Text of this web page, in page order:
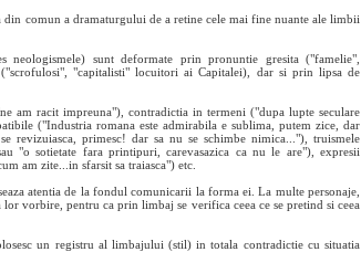
comun a dramaturgului de a retine cele mai fine nuante ale limbii
neologismele) sunt deformate prin pronuntie gresita ("famelie",
"capitalisti" locuitori ai Capitalei), dar si prin lipsa de
am racit impreuna"), contradictia in termeni ("dupa lupte seculare
("Industria romana este admirabila e sublima, putem zice, dar
revizuiasca, primesc! dar sa nu se schimbe nimica..."), truismele
"o sotietate fara printipuri, carevasazica ca nu le are"), expresii
am zite...in sfarsit sa traiasca") etc.
atentia de la fondul comunicarii la forma ei. La multe personaje,
vorbire, pentru ca prin limbaj se verifica ceea ce se pretind si ceea
un registru al limbajului (stil) in totala contradictie cu situatia